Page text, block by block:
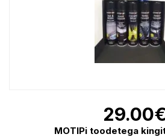
29.00€
MOTIPi toodetega